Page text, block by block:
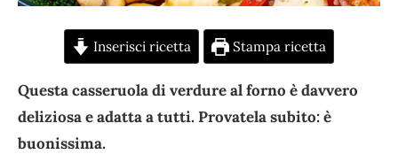
Inserisci ricetta Stampa ricetta
Questa casseruola di verdure al forno è davvero
deliziosa e adatta a tutti. Provatela subito: è
buonissima.